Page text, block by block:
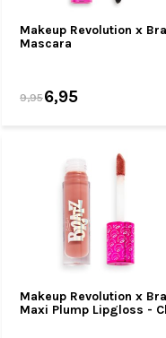
Makeup Revolution x
Mascara
9,956,95
Makeup Revolution x
Maxi Plump Lipgloss -